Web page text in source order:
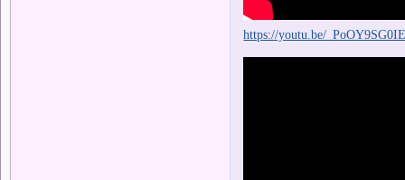
https://youtu.be/